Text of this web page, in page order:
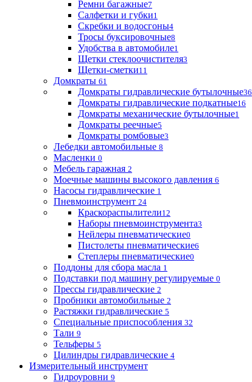
Ремни багажные7
Салфетки и губки1
Скребки и водосгоны4
Тросы буксировочные8
Удобства в автомобиле1
Щетки стеклоочистителя3
Щетки-сметки11
Домкраты 61
Домкраты гидравлические бутылочные36
Домкраты гидравлические подкатные16
Домкраты механические бутылочные1
Домкраты реечные5
Домкраты ромбовые3
Лебедки автомобильные 8
Масленки 0
Мебель гаражная 2
Моечные машины высокого давления 6
Насосы гидравлические 1
Пневмоинструмент 24
Краскораспылители12
Наборы пневмоинструмента3
Нейлеры пневматические0
Пистолеты пневматические6
Степлеры пневматические0
Поддоны для сбора масла 1
Подставки под машину регулируемые 0
Прессы гидравлические 2
Пробники автомобильные 2
Растяжки гидравлические 5
Специальные приспособления 32
Тали 9
Тельферы 5
Цилиндры гидравлические 4
Измерительный инструмент
Гидроуровни 9